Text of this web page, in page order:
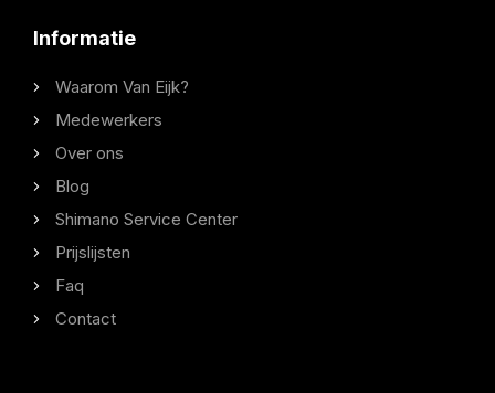
Informatie
Waarom Van Eijk?
Medewerkers
Over ons
Blog
Shimano Service Center
Prijslijsten
Faq
Contact